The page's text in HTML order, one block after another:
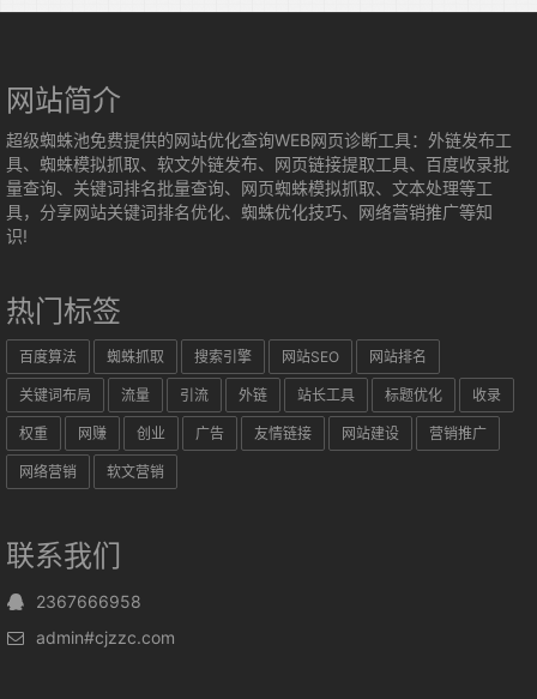
网站简介
超级蜘蛛池免费提供的网站优化查询WEB网页诊断工具：外链发布工
具、蜘蛛模拟抓取、软文外链发布、网页链接提取工具、百度收录批
量查询、关键词排名批量查询、网页蜘蛛模拟抓取、文本处理等工
具，分享网站关键词排名优化、蜘蛛优化技巧、网络营销推广等知
识!
热门标签
百度算法 蜘蛛抓取 搜索引擎 网站SEO 网站排名
关键词布局 流量 引流 外链 站长工具 标题优化 收录
权重 网赚 创业 广告 友情链接 网站建设 营销推广
网络营销 软文营销
联系我们
2367666958
admin#cjzzc.com